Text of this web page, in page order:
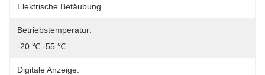
Elektrische Betäubung
Betriebstemperatur:
-20 ℃ -55 ℃
Digitale Anzeige: